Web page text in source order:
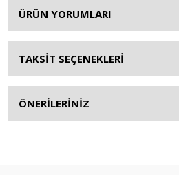
ÜRÜN YORUMLARI
TAKSİT SEÇENEKLERİ
ÖNERİLERİNİZ